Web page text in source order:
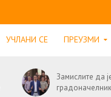
УЧЛАНИ СЕ ПРЕУЗМИ
Замислите да